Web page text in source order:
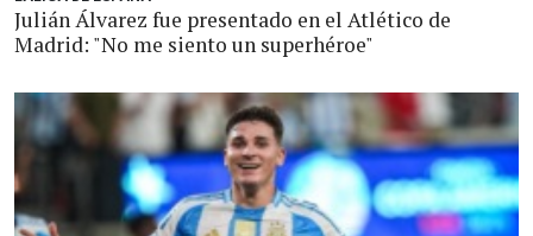
Julián Álvarez fue presentado en el Atlético de
Madrid: "No me siento un superhéroe"